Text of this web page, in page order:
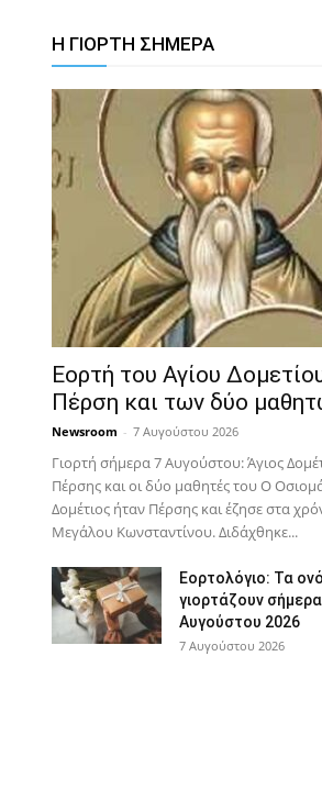
Η ΓΙΟΡΤΗ ΣΗΜΕΡΑ
Εορτή του Αγίου
Πέρση και των δύο
Newsroom - 7 Αυγούστου 2026
Γιορτή σήμερα 7 Αυγούστου: Άγιος
Πέρσης και οι δύο μαθητές του Ο
Δομέτιος ήταν Πέρσης και έζησε στα
Μεγάλου Κωνσταντίνου. Διδάχθηκε...
Εορτολόγιο: Τα
γιορτάζουν
Αυγούστου 2026
7 Αυγούστου 2026